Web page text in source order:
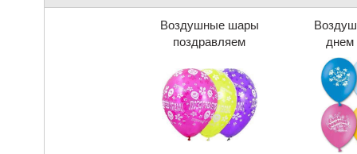
Воздушные шары
поздравляем
днем